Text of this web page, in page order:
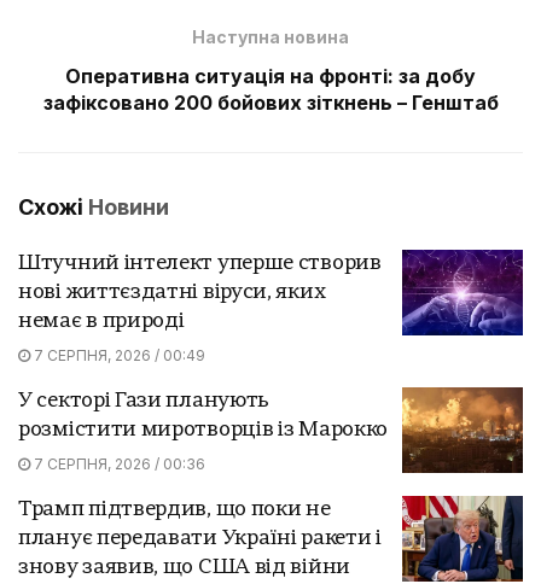
Наступна новина
Оперативна ситуація на фронті: за добу
зафіксовано 200 бойових зіткнень – Генштаб
Схожі Новини
Штучний інтелект уперше створив
нові життєздатні віруси, яких
немає в природі
7 СЕРПНЯ, 2026 / 00:49
У секторі Гази планують
розмістити миротворців із Марокко
7 СЕРПНЯ, 2026 / 00:36
Трамп підтвердив, що поки не
планує передавати Україні ракети і
знову заявив, що США від війни